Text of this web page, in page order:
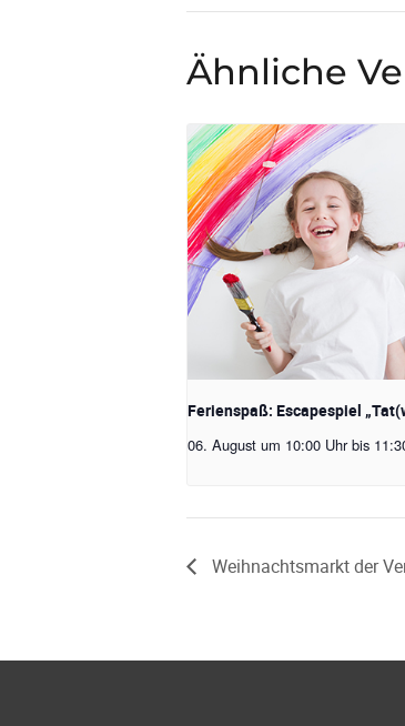
Ähnliche
Ferienspaß: Escapespiel
06. August um 10:00 Uhr bis
Weihnachtsmarkt der